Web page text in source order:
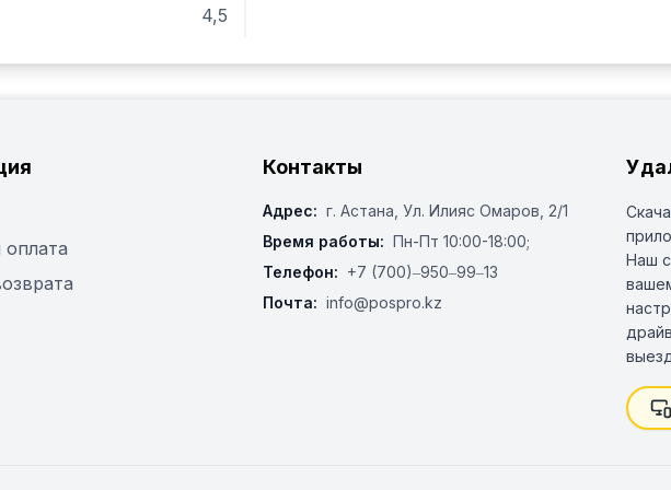
Цифровой таймер
Программируемая температура в бойлере
Паровые трубки с функцией Cold Touch
Подсветка
4,5
Контакты
Адрес: г. Астана, ​Ул. Илияс Омаров, 2/1
Время работы: Пн-Пт 10:00-18:00;
Телефон: +7 (700)‒950‒99‒13
Почта: info@pospro.kz
Наш